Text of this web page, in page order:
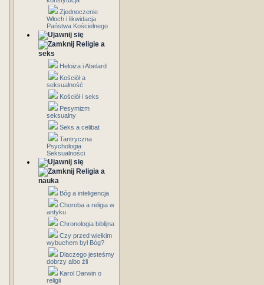
Zjednoczenie
Włoch i likwidacja
Państwa Kościelnego
Religie a
seks
Heloiza i Abelard
Kościół a
seksualność
Kościół i seks
Pesymizm
seksualny
Seks a celibat
Tantryczna
Psychologia
Seksualności
Religia a
nauka
Bóg a inteligencja
Choroba a religia w
antyku
Chronologia biblijna
Czy przed wielkim
wybuchem był Bóg?
Dlaczego jesteśmy
dobrzy albo źli
Karol Darwin o
religii